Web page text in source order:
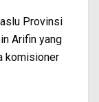
Provinsi
Arifin yang
komisioner